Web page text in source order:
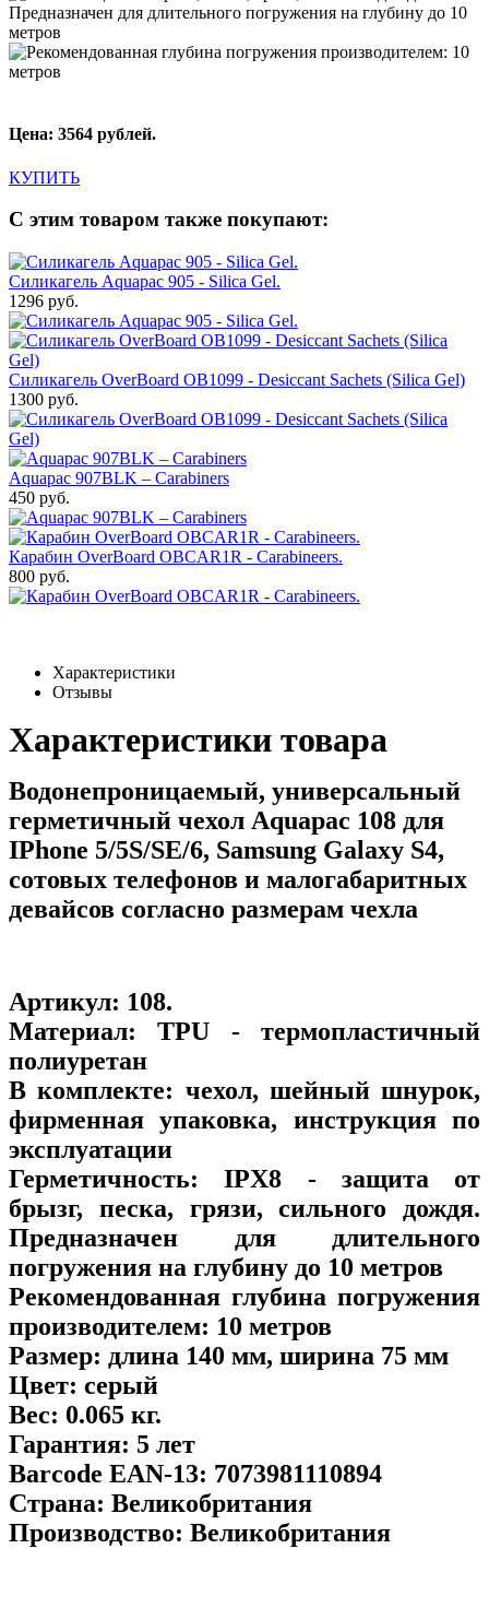
Цена: 3564 рублей.
КУПИТЬ
С этим товаром также покупают:
Силикагель Aquapac 905 - Silica Gel.
1296 руб.
Силикагель OverBoard OB1099 - Desiccant Sachets (Silica Gel)
1300 руб.
Aquapac 907BLK – Carabiners
450 руб.
Карабин OverBoard OBCAR1R - Carabineers.
800 руб.
Характеристики
Отзывы
Характеристики товара
Водонепроницаемый, универсальный
герметичный чехол Aquapac 108 для
IPhone 5/5S/SE/6, Samsung Galaxy S4,
сотовых телефонов и малогабаритных
девайсов согласно размерам чехла
Артикул: 108.
Материал: TPU - термопластичный
полиуретан
В комплекте: чехол, шейный шнурок,
фирменная упаковка, инструкция по
эксплуатации
Герметичность: IPX8 - защита от
брызг, песка, грязи, сильного дождя.
Предназначен для длительного
погружения на глубину до 10 метров
Рекомендованная глубина погружения
производителем: 10 метров
Размер: длина 140 мм, ширина 75 мм
Цвет: серый
Вес: 0.065 кг.
Гарантия: 5 лет
Barcode EAN-13: 7073981110894
Страна: Великобритания
Производство: Великобритания